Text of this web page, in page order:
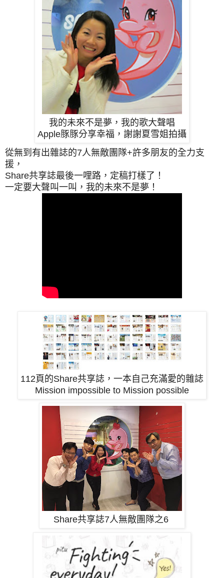
我的未來不是夢，我的歌大聲唱
Apple豚豚分享幸福，謝謝夏雪姐拍攝
從無到有出雜誌的7人無敵團隊+許多朋友的全力支
援，
Share共享誌最後一哩路，定稿打樣了！
一定要大聲叫一叫，我的未來不是夢！
112頁的Share共享誌，一本自己充滿愛的雜誌
Mission impossible to Mission possible
Share共享誌7人無敵團隊之6